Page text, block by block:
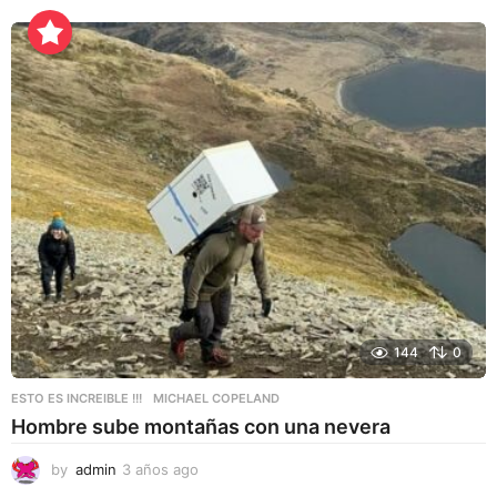
ñ
o
s
a
o
144 0
ESTO ES INCREIBLE !!! MICHAEL COPELAND
Hombre sube montañas con una nevera
by admin 3 años ago